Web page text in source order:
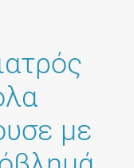
με